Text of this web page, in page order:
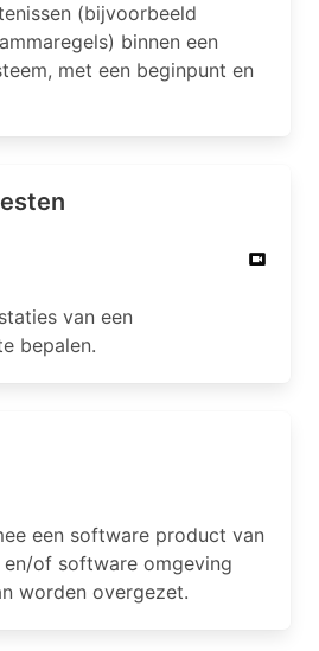
(bijvoorbeeld
binnen een
met een beginpunt en
van een
bepalen.
een software product van
of software omgeving
worden overgezet.